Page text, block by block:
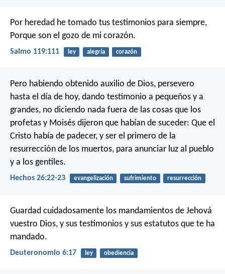
Por heredad he tomado tus testimonios para siempre,
Porque son el gozo de mi corazón.
Salmo 119:111 ley alegría corazón
Pero habiendo obtenido auxilio de Dios, persevero
hasta el día de hoy, dando testimonio a pequeños y a
grandes, no diciendo nada fuera de las cosas que los
profetas y Moisés dijeron que habían de suceder: Que el
Cristo había de padecer, y ser el primero de la
resurrección de los muertos, para anunciar luz al pueblo
y a los gentiles.
Hechos 26:22-23 evangelización sufrimiento resurrección
Guardad cuidadosamente los mandamientos de Jehová
vuestro Dios, y sus testimonios y sus estatutos que te ha
mandado.
Deuteronomio 6:17 ley obediencia